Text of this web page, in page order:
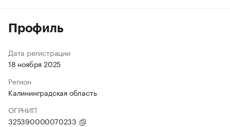
Профиль
Дата регистрации
18 ноября 2025
Регион
Калининградская область
ОГРНИП
325390000070233